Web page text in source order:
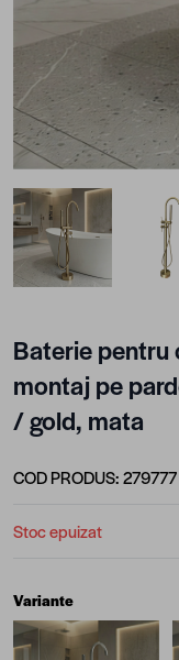
View larger image
Baterie pentru
montaj pe
/ gold, mata
COD PRODUS:279777
Stoc epuizat
Variante